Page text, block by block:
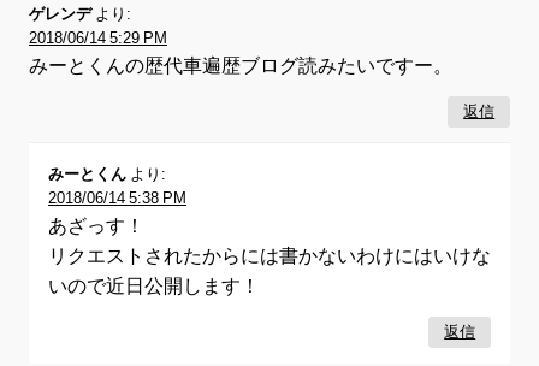
ゲレンデ より:
2018/06/14 5:29 PM
みーとくんの歴代車遍歴ブログ読みたいですー。
返信
みーとくん より:
2018/06/14 5:38 PM
あざっす！
リクエストされたからには書かないわけにはいけな
いので近日公開します！
返信